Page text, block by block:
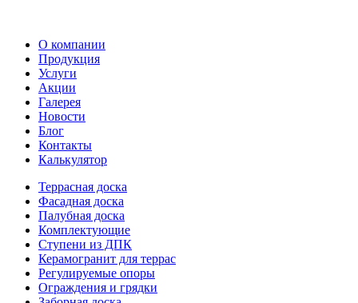
О компании
Продукция
Услуги
Акции
Галерея
Новости
Блог
Контакты
Калькулятор
Террасная доска
Фасадная доска
Палубная доска
Комплектующие
Ступени из ДПК
Керамогранит для террас
Регулируемые опоры
Ограждения и грядки